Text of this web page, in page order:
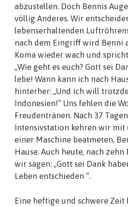
abzustellen. Doch Bennis
völlig Anderes. Wir
lebenserhaltenden
nach dem Eingriff wird Benni
Koma wieder wach und
„Wie geht es euch? Gott sei
lebe! Wann kann ich nach
hinterher: „Und ich will
Indonesien!“ Uns fehlen die
Freudentränen. Nach 37
Intensivstation kehren wir mit
einer Maschine beatmeten,
Hause. Auch heute, nach
wir sagen: „Gott sei Dank
Leben entschieden “.
Eine heftige und schwere